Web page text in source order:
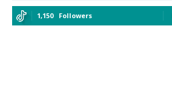
1,150 Followers